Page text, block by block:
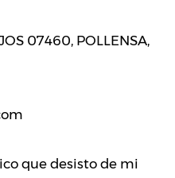
07460, POLLENSA,
que desisto de mi